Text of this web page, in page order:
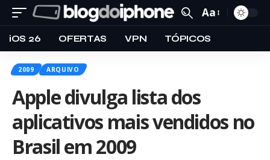
Aa
iOS 26 OFERTAS VPN TÓPICOS
2009 ARQUIVO
Apple divulga lista dos
aplicativos mais vendidos no
Brasil em 2009